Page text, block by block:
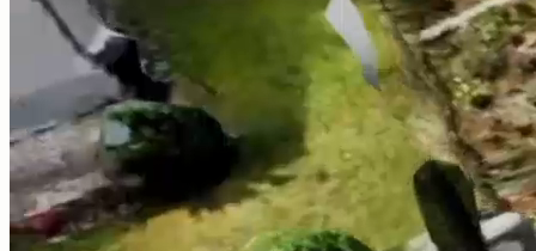
Erfasse Gebäudegeometrie, Dämmung und Fenster und
berechne die Heizlast raumweise nach DIN EN 12831.
Features